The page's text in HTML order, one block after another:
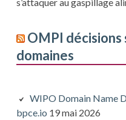
s’attaquer au gaspillage
OMPI décisions
domaines
WIPO Domain Name
bpce.io 19 mai 2026